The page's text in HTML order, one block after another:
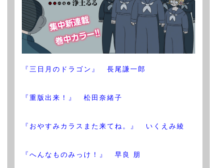
『三日月のドラゴン』 長尾謙一郎
『重版出来！』 松田奈緒子
『おやすみカラスまた来てね。』 いくえみ綾
『へんなものみっけ！』 早良 朋